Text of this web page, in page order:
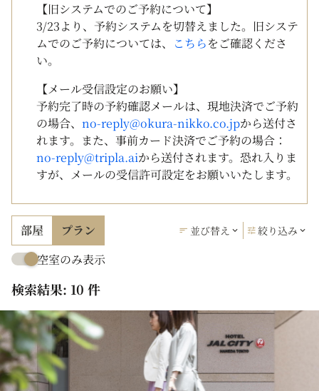
【旧システムでのご予約について】
3/23より、予約システムを切替えました。旧システ
ムでのご予約については、
こちらをご確認くださ
い。
【メール受信設定のお願い】
予約完了時の予約確認メールは、現地決済でご予約
の場合、 no-reply@okura-nikko.co.jpから送付さ
れます。また、事前カード決済でご予約の場合：
no-reply@tripla.aiから送付されます。恐れ入りま
すが、メールの受信許可設定をお願いいたします。
部屋 プラン 並び替え 絞り込み
空室のみ表示
検索結果: 10 件